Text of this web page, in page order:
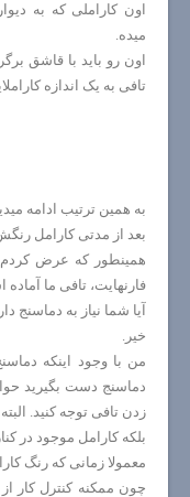
اون کاراملی که به
میده.
اون رو باید با قاشق
تافی به یک اندازه
به همین ترتیب ادامه
بعد از مدتی کارامل
فارنهایت، تافی ما
آیا شما نیاز به دماسنج
خیر.
من با وجود اینکه
دماسنج دست بگیرید
زدن تافی توجه کنید.
بلکه کارامل موجود در
معمولا زمانی که رنگ
چون ممکنه کنترل کار